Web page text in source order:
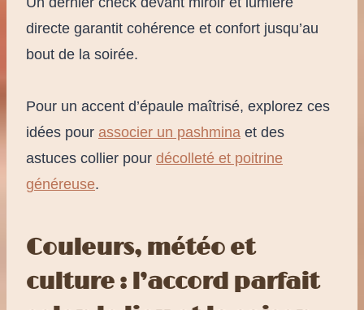
directe garantit cohérence et confort jusqu’au
bout de la soirée.
Pour un accent d’épaule maîtrisé, explorez ces
idées pour associer un pashmina et des
astuces collier pour décolleté et poitrine
généreuse.
Couleurs, météo et
culture : l’accord parfait